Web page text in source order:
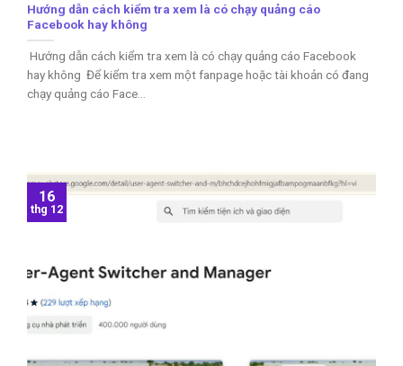
Hướng dẫn cách kiểm tra xem là có chạy quảng cáo
Facebook hay không
Hướng dẫn cách kiểm tra xem là có chạy quảng cáo Facebook
hay không Để kiểm tra xem một fanpage hoặc tài khoản có đang
chạy quảng cáo Face...
16
thg 12